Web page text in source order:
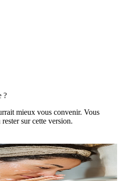
?
mieux vous convenir. Vous
sur cette version.